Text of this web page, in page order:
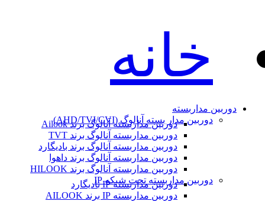
خانه
دوربین مداربسته
دوربین مدار بسته آنالوگ (AHD/TVI/CVI)
دوربین مداربسته آنالوگ برند Ailook
دوربین مداربسته آنالوگ برند TVT
دوربین مداربسته آنالوگ برند بادیگارد
دوربین مداربسته آنالوگ برند داهوا
دوربین مداربسته آنالوگ برند HILOOK
دوربین مداربسته تحت شبکه IP
دوربین مداربسته IP بادیگارد
دوربین مداربسته IP برند AILOOK